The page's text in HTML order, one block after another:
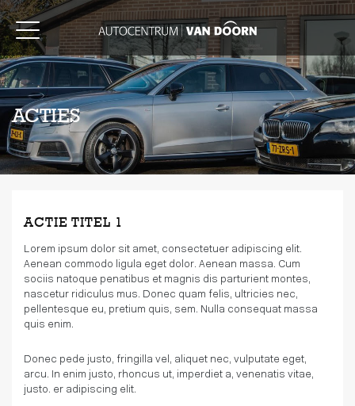
ACTIES
ACTIE TITEL 1
Lorem ipsum dolor sit amet, consectetuer adipiscing elit.
Aenean commodo ligula eget dolor. Aenean massa. Cum
sociis natoque penatibus et magnis dis parturient montes,
nascetur ridiculus mus. Donec quam felis, ultricies nec,
pellentesque eu, pretium quis, sem. Nulla consequat massa
quis enim.
Donec pede justo, fringilla vel, aliquet nec, vulputate eget,
arcu. In enim justo, rhoncus ut, imperdiet a, venenatis vitae,
justo. er adipiscing elit.